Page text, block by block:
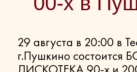
29 августа в 20:00 в
г.Пушкино состоится